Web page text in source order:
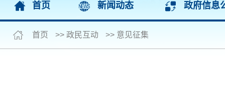
首页 新闻动态 政府信息
首页 >> 政民互动 >> 意见征集